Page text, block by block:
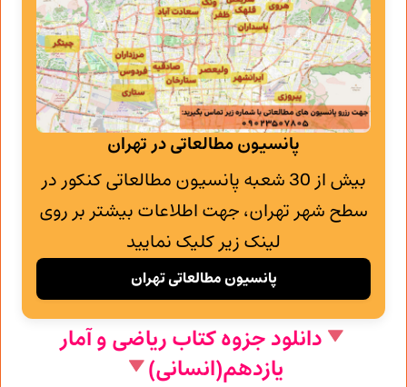
پانسیون مطالعاتی در تهران
بیش از 30 شعبه پانسیون مطالعاتی کنکور در
سطح شهر تهران، جهت اطلاعات بیشتر بر روی
لینک زیر کلیک نمایید
پانسیون مطالعاتی تهران
دانلود جزوه کتاب ریاضی و آمار
یازدهم(انسانی)